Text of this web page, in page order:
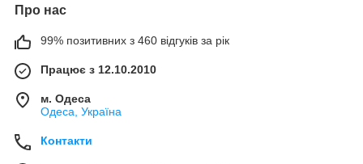
Про нас
99% позитивних з 460 відгуків за рік
Працює з 12.10.2010
м. Одеса
Одеса, Україна
Контакти